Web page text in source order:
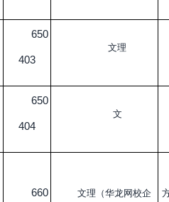
650
403
文理
650
404
文
660 文理（华龙网校企